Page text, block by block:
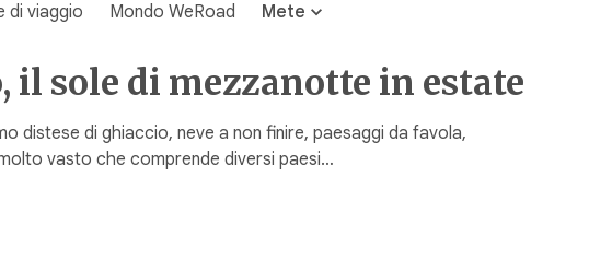
di viaggio Mondo WeRoad Mete
il sole di mezzanotte in estate
distese di ghiaccio, neve a non finire, paesaggi da favola,
vasto che comprende diversi paesi…